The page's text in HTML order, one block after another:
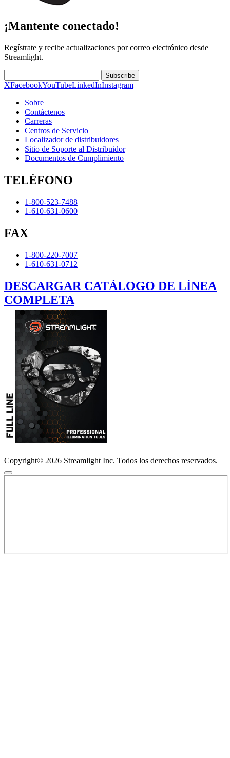
¡Mantente conectado!
Regístrate y recibe actualizaciones por correo electrónico desde
Streamlight.
Subscribe
XFacebookYouTubeLinkedInInstagram
Sobre
Contáctenos
Carreras
Centros de Servicio
Localizador de distribuidores
Sitio de Soporte al Distribuidor
Documentos de Cumplimiento
TELÉFONO
1-800-523-7488
1-610-631-0600
FAX
1-800-220-7007
1-610-631-0712
DESCARGAR CATÁLOGO DE LÍNEA
COMPLETA
Copyright© 2026 Streamlight Inc. Todos los derechos reservados.